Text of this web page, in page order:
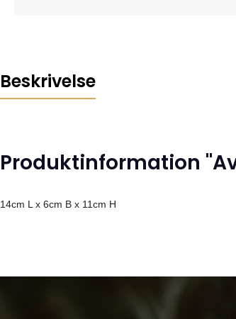
Beskrivelse
Produktinformation
14cm L x 6cm B x 11cm H